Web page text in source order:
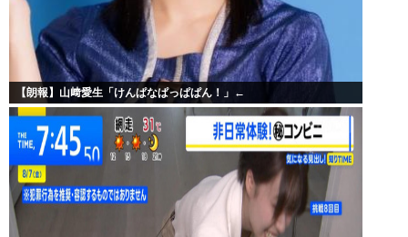
【朗報】山﨑愛生「けんぱなぱっぱぱん！」←